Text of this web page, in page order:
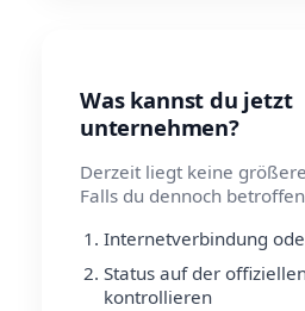
Was kannst du jetzt
unternehmen?
Derzeit liegt keine
Falls du dennoch
Internetverbindung
Status auf der
kontrollieren